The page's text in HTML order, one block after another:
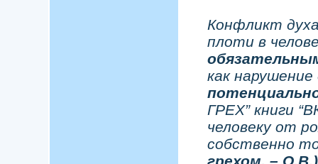
Конфликт
плоти в
как нарушение
ГРЕХ” книги
человеку от
собственно